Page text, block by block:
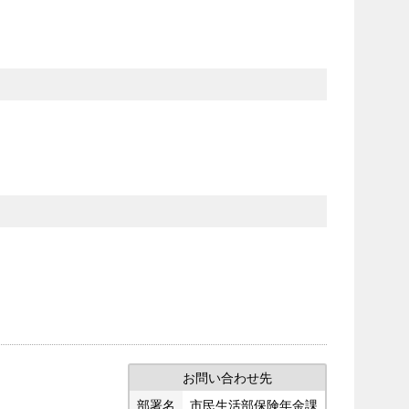
お問い合わせ先
部署名
市民生活部保険年金課